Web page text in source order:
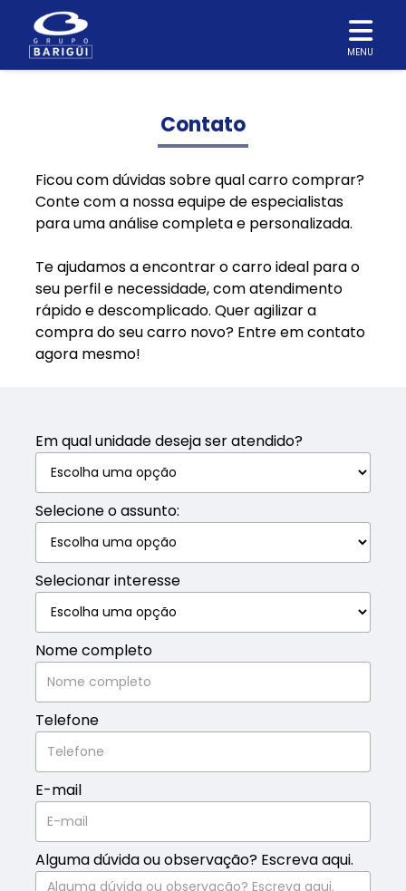
MENU
Contato
Ficou com dúvidas sobre qual carro comprar?
Conte com a nossa equipe de especialistas
para uma análise completa e personalizada.
Te ajudamos a encontrar o carro ideal para o
seu perfil e necessidade, com atendimento
rápido e descomplicado. Quer agilizar a
compra do seu carro novo? Entre em contato
agora mesmo!
Em qual unidade deseja ser atendido?
Selecione o assunto:
Selecionar interesse
Nome completo
Telefone
E-mail
Alguma dúvida ou observação? Escreva aqui.